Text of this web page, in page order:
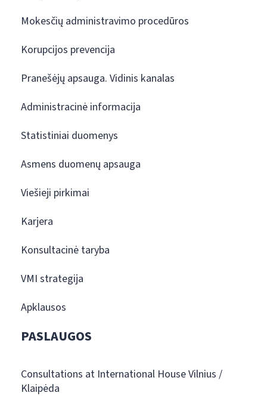
Mokesčių administravimo procedūros
Korupcijos prevencija
Pranešėjų apsauga. Vidinis kanalas
Administracinė informacija
Statistiniai duomenys
Asmens duomenų apsauga
Viešieji pirkimai
Karjera
Konsultacinė taryba
VMI strategija
Apklausos
PASLAUGOS
Consultations at International House Vilnius /
Klaipėda